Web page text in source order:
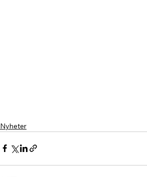
Nyheter